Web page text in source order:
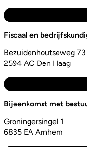
Fiscaal en
Bezuidenhoutseweg 73
2594 AC Den Haag
Bijeenkomst met
Groningersingel 1
6835 EA Arnhem